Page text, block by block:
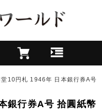
堂10円札 1946年 日本銀行券A号
銀行券A号 拾圓紙幣